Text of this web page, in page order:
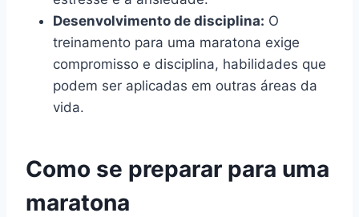
Desenvolvimento de disciplina: O
treinamento para uma maratona exige
compromisso e disciplina, habilidades que
podem ser aplicadas em outras áreas da
vida.
Como se preparar para uma
maratona